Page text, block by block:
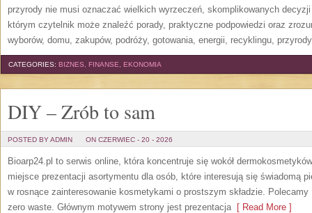
przyrody nie musi oznaczać wielkich wyrzeczeń, skomplikowanych
którym czytelnik może znaleźć porady, praktyczne podpowiedzi oraz
wyborów, domu, zakupów, podróży, gotowania, energii, recyklingu,
CATEGORIES: BIZNES, FINANSE, EKONOMIA
DIY – Zrób to sam
POSTED BY ADMIN ON CZERWIEC - 20 - 2026
Bioarp24.pl to serwis online, która koncentruje się wokół
miejsce prezentacji asortymentu dla osób, które interesują się świadomą
w rosnące zainteresowanie kosmetykami o prostszym składzie. Polecamy
zero waste. Głównym motywem strony jest prezentacja[ Read More ]